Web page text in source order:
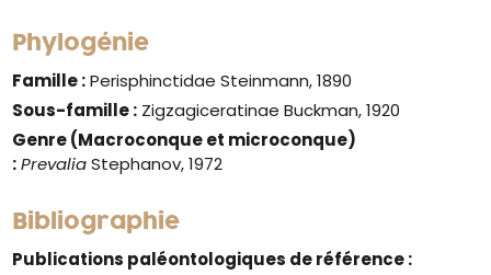
Phylogénie
Famille :Perisphinctidae Steinmann, 1890
Sous-famille : Zigzagiceratinae Buckman, 1920
Genre(Macroconque et microconque)
: PrevaliaStephanov, 1972
Bibliographie
Publications paléontologiques de référence :